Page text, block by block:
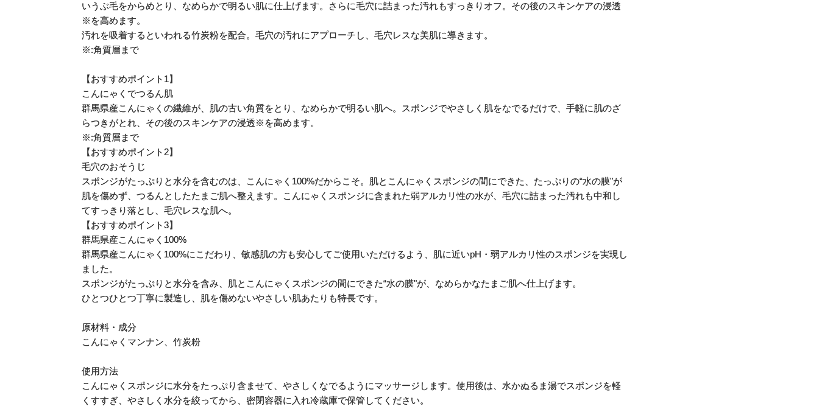
いうぶ毛をからめとり、なめらかで明るい肌に仕上げます。さらに毛穴に詰まった汚れもすっきりオフ。その後のスキンケアの浸透
※を高めます。
汚れを吸着するといわれる竹炭粉を配合。毛穴の汚れにアプローチし、毛穴レスな美肌に導きます。
※:角質層まで
【おすすめポイント1】
こんにゃくでつるん肌
群馬県産こんにゃくの繊維が、肌の古い角質をとり、なめらかで明るい肌へ。スポンジでやさしく肌をなでるだけで、手軽に肌のざ
らつきがとれ、その後のスキンケアの浸透※を高めます。
※:角質層まで
【おすすめポイント2】
毛穴のおそうじ
スポンジがたっぷりと水分を含むのは、こんにゃく100%だからこそ。肌とこんにゃくスポンジの間にできた、たっぷりの“水の膜"が
肌を傷めず、つるんとしたたまご肌へ整えます。こんにゃくスポンジに含まれた弱アルカリ性の水が、毛穴に詰まった汚れも中和し
てすっきり落とし、毛穴レスな肌へ。
【おすすめポイント3】
群馬県産こんにゃく100%
群馬県産こんにゃく100%にこだわり、敏感肌の方も安心してご使用いただけるよう、肌に近いpH・弱アルカリ性のスポンジを実現し
ました。
スポンジがたっぷりと水分を含み、肌とこんにゃくスポンジの間にできた“水の膜"が、なめらかなたまご肌へ仕上げます。
ひとつひとつ丁寧に製造し、肌を傷めないやさしい肌あたりも特長です。
原材料・成分
こんにゃくマンナン、竹炭粉
使用方法
こんにゃくスポンジに水分をたっぷり含ませて、やさしくなでるようにマッサージします。使用後は、水かぬるま湯でスポンジを軽
くすすぎ、やさしく水分を絞ってから、密閉容器に入れ冷蔵庫で保管してください。